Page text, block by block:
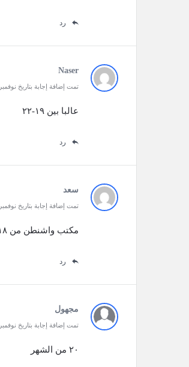
رد
Naser
تمت إضافة إجابة بتاريخ نوفمبر 1, 2021 في 6:14 pm
عالبا بين ١٩-٢٢
رد
سعد
تمت إضافة إجابة بتاريخ نوفمبر 2, 2021 في 1:52 am
مكتب واشنطن من ١٨ – ٢٠. و هذي التواريخ الرسميه
رد
مجهول
تمت إضافة إجابة بتاريخ نوفمبر 2, 2021 في 7:36 pm